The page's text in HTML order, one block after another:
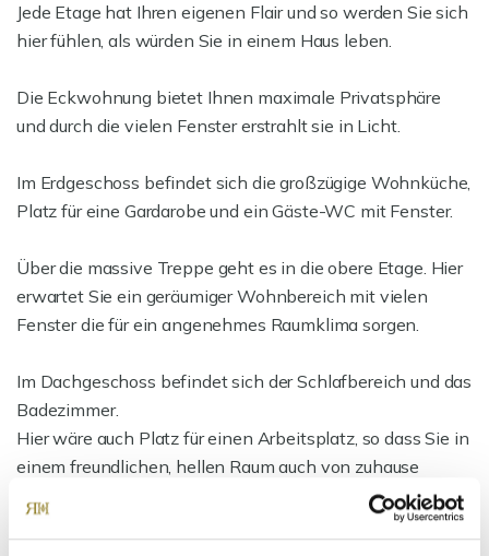
Jede Etage hat Ihren eigenen Flair und so werden Sie sich
hier fühlen, als würden Sie in einem Haus leben.
Die Eckwohnung bietet Ihnen maximale Privatsphäre
und durch die vielen Fenster erstrahlt sie in Licht.
Im Erdgeschoss befindet sich die großzügige Wohnküche,
Platz für eine Gardarobe und ein Gäste-WC mit Fenster.
Über die massive Treppe geht es in die obere Etage. Hier
erwartet Sie ein geräumiger Wohnbereich mit vielen
Fenster die für ein angenehmes Raumklima sorgen.
Im Dachgeschoss befindet sich der Schlafbereich und das
Badezimmer.
Hier wäre auch Platz für einen Arbeitsplatz, so dass Sie in
einem freundlichen, hellen Raum auch von zuhause